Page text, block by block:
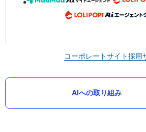
コーポレートサイト採用
AIへの取り組み